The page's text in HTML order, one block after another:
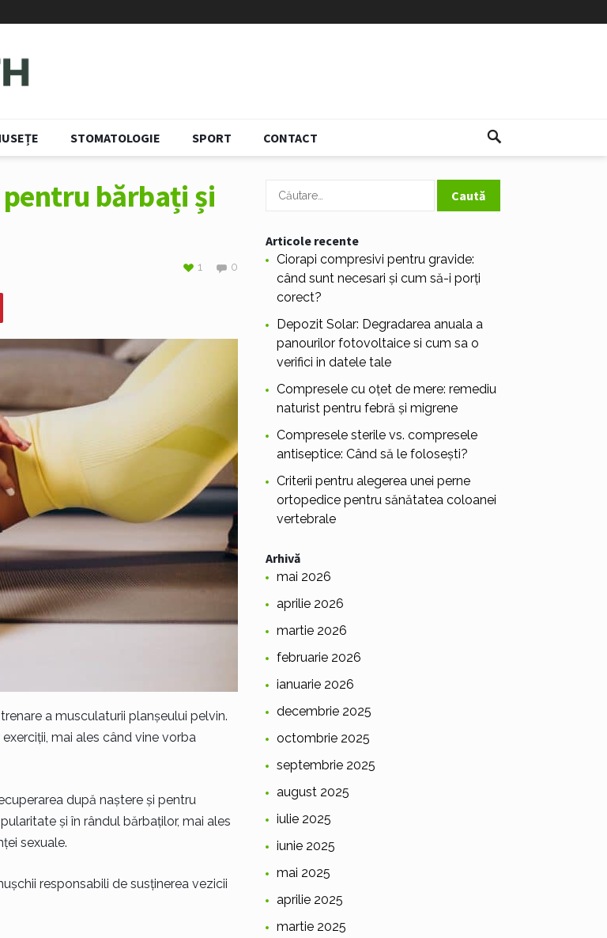
STOMATOLOGIE SPORT CONTACT
bărbați și
0
1
a musculaturii planșeului pelvin.
mai ales când vine vorba
după naștere și pentru
și în rândul bărbaților, mai ales
sexuale.
responsabili de susținerea vezicii
Caută
Articole recente
Ciorapi compresivi pentru gravide:
când sunt necesari și cum să-i porți
corect?
Depozit Solar: Degradarea anuala a
panourilor fotovoltaice si cum sa o
verifici in datele tale
Compresele cu oțet de mere: remediu
naturist pentru febră și migrene
Compresele sterile vs. compresele
antiseptice: Când să le folosești?
Criterii pentru alegerea unei perne
ortopedice pentru sănătatea coloanei
vertebrale
Arhivă
mai 2026
aprilie 2026
martie 2026
februarie 2026
ianuarie 2026
decembrie 2025
octombrie 2025
septembrie 2025
august 2025
iulie 2025
iunie 2025
mai 2025
aprilie 2025
martie 2025